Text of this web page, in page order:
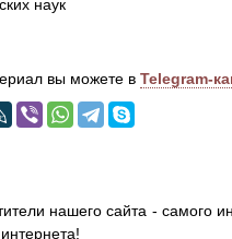
наук
вы можете в Telegram-
нашего сайта - самого